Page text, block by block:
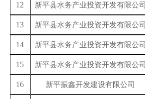
12 新平县水务产业投资开发有限公司
13 新平县水务产业投资开发有限公司
14 新平县水务产业投资开发有限公司
15 新平县水务产业投资开发有限公司
16 新平振鑫开发建设有限公司